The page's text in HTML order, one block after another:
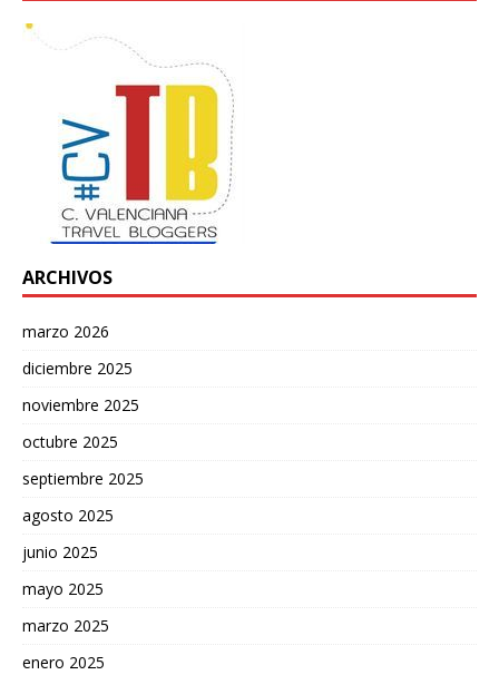
ARCHIVOS
marzo 2026
diciembre 2025
noviembre 2025
octubre 2025
septiembre 2025
agosto 2025
junio 2025
mayo 2025
marzo 2025
enero 2025